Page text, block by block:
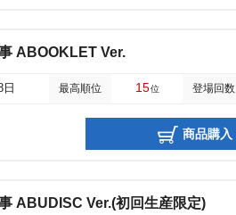
ABOOKLET Ver.
最高順位 15位 登場回数
商品購入
ABUDISC Ver.(初回生産限定)